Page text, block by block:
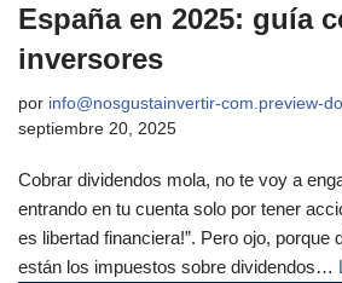
España en 2025: guía
inversores
por info@nosgustainvertir-com.preview-
septiembre 20, 2025
Cobrar dividendos mola, no te voy a
entrando en tu cuenta solo por tener
es libertad financiera!”. Pero ojo, porque
están los impuestos sobre dividendos…